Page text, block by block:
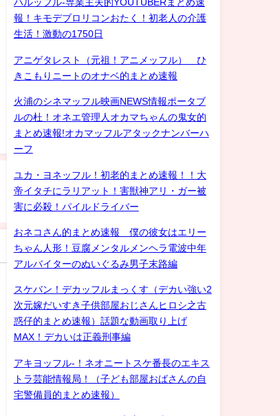
ハルッフル-専業主夫的YOUTUBERまとめ速
報！キモデブロリコンおたく！初老人の介護
生活！激動の1750日
アニゲタレスト（元祖！アニメッフル） ひ
きこもりニートのオナベ的まとめ速報
火浦のシネマッフル映画NEWS情報ポータブ
ルの杜！オネエ管理人オカマちゃんの鬼女的
まとめ速報!オカマッフルアタックナンバーハ
ーフ
ユカ・ヨネッフル！初老的まとめ速報！！大
帝イタチにラリアット！害獣神アリ・ガー被
害に必殺！パイルドライバー
おネコさん的まとめ速報 僕の彼女はエリー
ちゃん人形！豆腐メンタルメンヘラ電波中年
アルバイターのぬいぐるみ男子末路編
スケバン！デカッフルまっくす（デカい強い2
次元嫁だいすき子供部屋おじさんヒロシ之古
惑仔的まとめ速報）話題な動画取り上げ
MAX！デカいは正義刑事編
アキヨッフル-！ネオニートスケ番長のエキス
トラ芸能情報局！（子ども部屋おばさんの自
宅警備員的まとめ速報）